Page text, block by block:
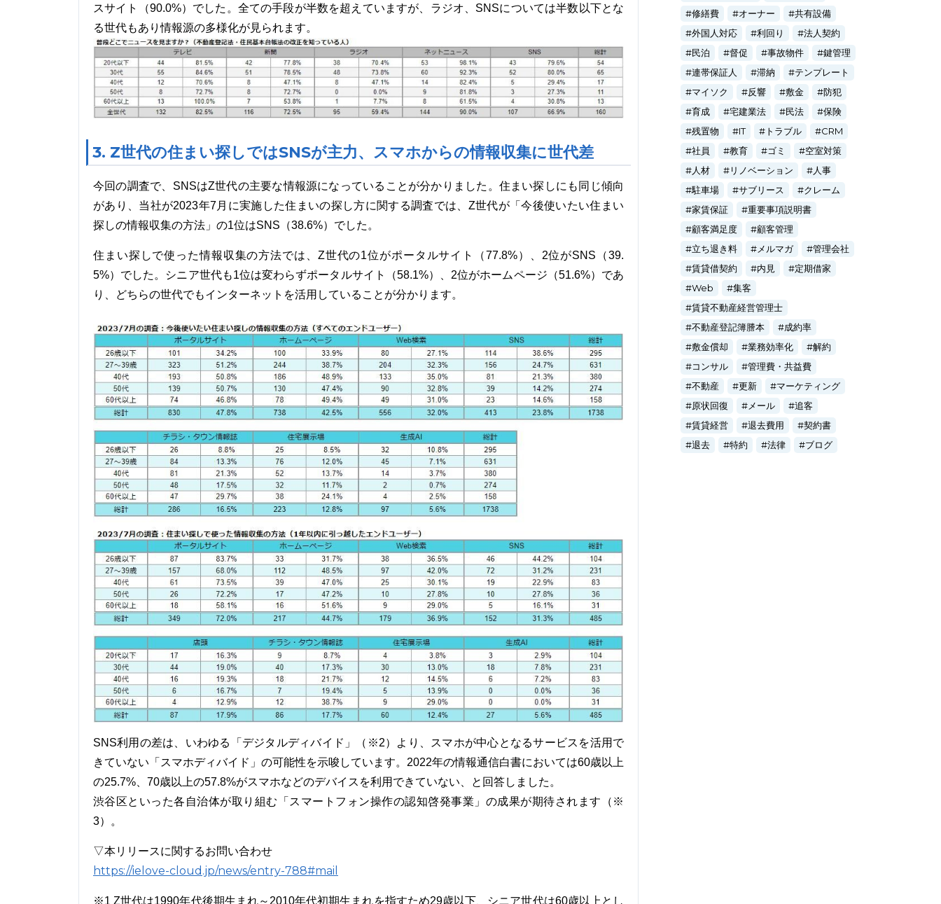
スサイト（90.0%）でした。全ての手段が半数を超えていますが、ラジオ、SNSについては半数以下とな
る世代もあり情報源の多様化が見られます。
3. Z世代の住まい探しではSNSが主力、スマホからの情報収集に世代差
今回の調査で、SNSはZ世代の主要な情報源になっていることが分かりました。住まい探しにも同じ傾向
があり、当社が2023年7月に実施した住まいの探し方に関する調査では、Z世代が「今後使いたい住まい
探しの情報収集の方法」の1位はSNS（38.6%）でした。
住まい探しで使った情報収集の方法では、Z世代の1位がポータルサイト（77.8%）、2位がSNS（39.
5%）でした。シニア世代も1位は変わらずポータルサイト（58.1%）、2位がホームページ（51.6%）であ
り、どちらの世代でもインターネットを活用していることが分かります。
SNS利用の差は、いわゆる「デジタルディバイド」（※2）より、スマホが中心となるサービスを活用で
きていない「スマホディバイド」の可能性を示唆しています。2022年の情報通信白書においては60歳以上
の25.7%、70歳以上の57.8%がスマホなどのデバイスを利用できていない、と回答しました。
渋谷区といった各自治体が取り組む「スマートフォン操作の認知啓発事業」の成果が期待されます（※
3）。
▽本リリースに関するお問い合わせ
https://ielove-cloud.jp/news/entry-788#mail
※1 Z世代は1990年代後期生まれ～2010年代初期生まれを指すため29歳以下、シニア世代は60歳以上とし
修繕費
オーナー
共有設備
外国人対応
利回り
法人契約
民泊
督促 事故物件
鍵管理
連帯保証人
滞納
テンプレート
マイソク
反響 敷金
防犯
育成
宅建業法 民法
保険
残置物
IT トラブル
CRM
社員
教育 ゴミ
空室対策
人材
リノベーション
人事
駐車場
サブリース
クレーム
家賃保証
重要事項説明書
顧客満足度
顧客管理
立ち退き料
メルマガ
管理会社
賃貸借契約
内見
定期借家
Web
集客
賃貸不動産経営管理士
不動産登記簿謄本
成約率
敷金償却
業務効率化
解約
コンサル
管理費・共益費
不動産
更新
マーケティング
原状回復
メール
追客
賃貸経営
退去費用
契約書
退去
特約 法律 ブログ